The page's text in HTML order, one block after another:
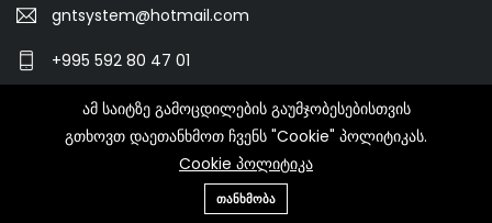
gntsystem@hotmail.com
+995 592 80 47 01
© 2022-2023 GNT.GE - All Rights Reserved.
ამ საიტზე გამოცდილების გაუმჯობესებისთვის
გთხოვთ დაეთანხმოთ ჩვენს "Cookie" პოლიტიკას.
Cookie პოლიტიკა
ᲗᲐᲜᲮᲛᲝᲑᲐ